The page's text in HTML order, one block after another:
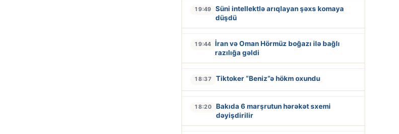
19:49
Süni intellektlə arıqlayan şəxs komaya
düşdü
19:44 İran və Oman Hörmüz boğazı ilə bağlı
razılığa gəldi
18:37 Tiktoker “Beniz”ə hökm oxundu
18:20
Bakıda 6 marşrutun hərəkət sxemi
dəyişdirilir